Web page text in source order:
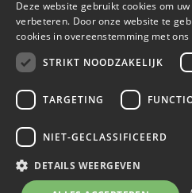
Lees meer
©
Tuincentrum
Deze website gebruikt cookies om
verbeteren. Door onze website te
cookies in overeenstemming met ons
STRIKT NOODZAKELIJK
TARGETING
NIET-GECLASSIFICEERD
DETAILS WEERGEVEN